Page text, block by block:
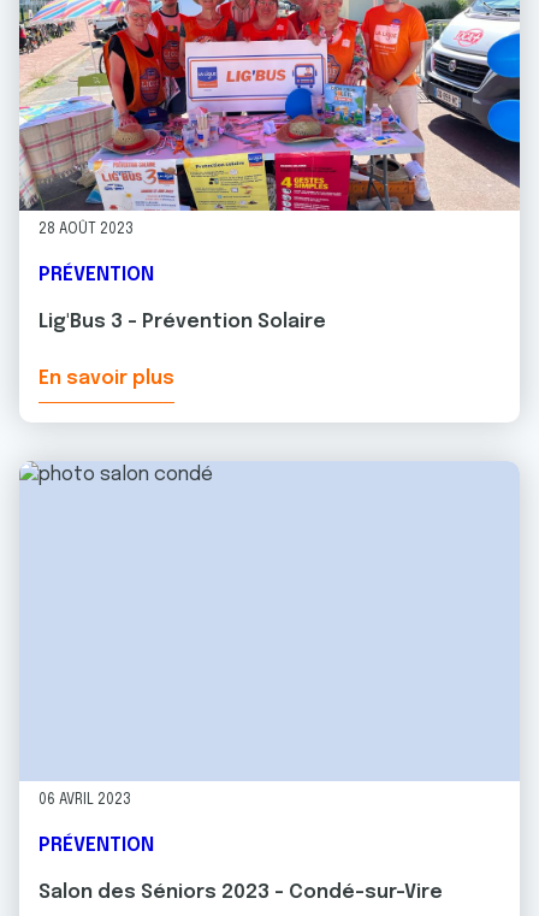
28 AOÛT 2023
PRÉVENTION
Lig'Bus 3 - Prévention Solaire
En savoir plus
06 AVRIL 2023
PRÉVENTION
Salon des Séniors 2023 - Condé-sur-Vire